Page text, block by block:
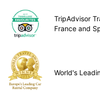
TripAdvisor
France and
World's